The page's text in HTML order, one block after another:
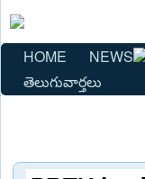
HOME NEWS
తెలుగువార్తలు